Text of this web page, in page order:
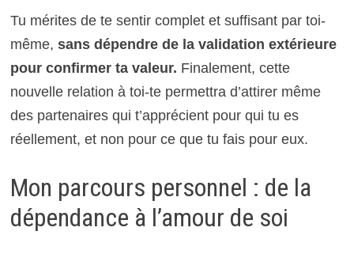
Tu mérites de te sentir complet et suffisant par toi-
même, sans dépendre de la validation extérieure
pour confirmer ta valeur. Finalement, cette
nouvelle relation à toi-te permettra d’attirer même
des partenaires qui t’apprécient pour qui tu es
réellement, et non pour ce que tu fais pour eux.
Mon parcours personnel : de la
dépendance à l’amour de soi